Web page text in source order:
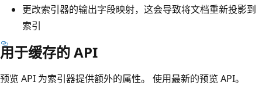
更改索引器的输出字段映射，这会导致将文档重新投影到
索引
用于缓存的 API
预览 API 为索引器提供额外的属性。 使用最新的预览 API。